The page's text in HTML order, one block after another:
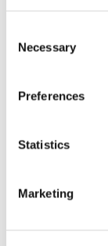
Selection
Necessary
Preferences
Statistics
Marketing